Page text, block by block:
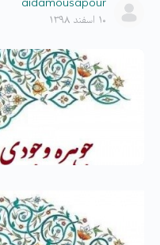
aidamousapour
۱۰ اسفند ۱۳۹۸